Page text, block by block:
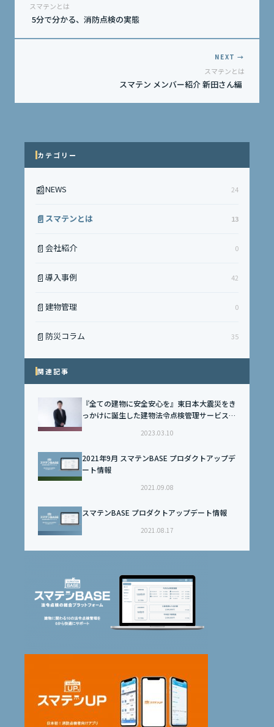
スマテンとは
5分で分かる、消防点検の実態
NEXT →
スマテンとは
スマテン メンバー紹介 新田さん編
カテゴリー
📰NEWS 24
📄 スマテンとは 13
📄 会社紹介 0
📄 導入事例 42
📄 建物管理 0
📄 防災コラム 35
関連記事
『全ての建物に安全安心を』東日本大震災をき
っかけに誕生した建物法令点検管理サービス
2023.03.10
2021年9月 スマテンBASE プロダクトアップデ
ート情報
2021.09.08
スマテンBASE プロダクトアップデート情報
2021.08.17